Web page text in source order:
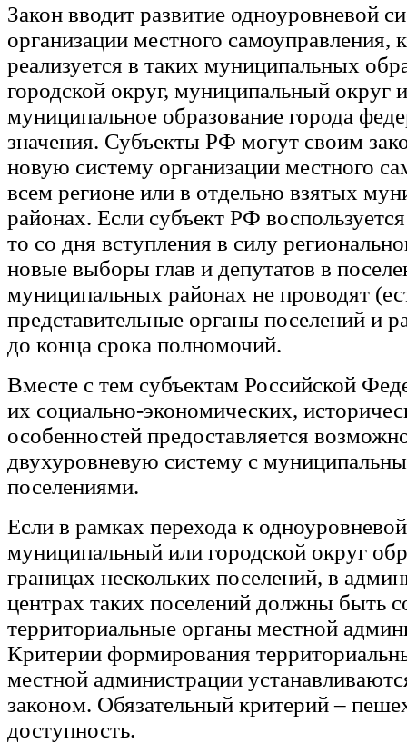
Закон вводит развитие одноуровневой
организации местного самоуправления,
реализуется в таких муниципальных
городской округ, муниципальный округ
муниципальное образование города
значения. Субъекты РФ могут своим
новую систему организации местного
всем регионе или в отдельно взятых
районах. Если субъект РФ
то со дня вступления в силу
новые выборы глав и депутатов в
муниципальных районах не проводят
представительные органы поселений и
до конца срока полномочий.
Вместе с тем субъектам Российской
их социально-экономических,
особенностей предоставляется
двухуровневую систему с
поселениями.
Если в рамках перехода к
муниципальный или городской округ
границах нескольких поселений, в
центрах таких поселений должны быть
территориальные органы местной
Критерии формирования
местной администрации
законом. Обязательный критерий –
доступность.